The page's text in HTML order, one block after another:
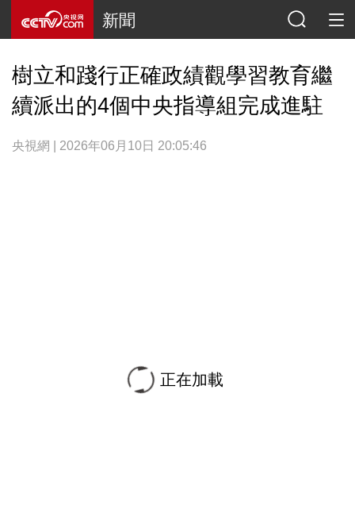
新聞
樹立和踐行正確政績觀學習教育繼
續派出的4個中央指導組完成進駐
央視網 | 2026年06月10日 20:05:46
正在加載